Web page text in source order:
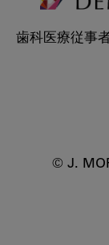
歯科医療従事
© J.